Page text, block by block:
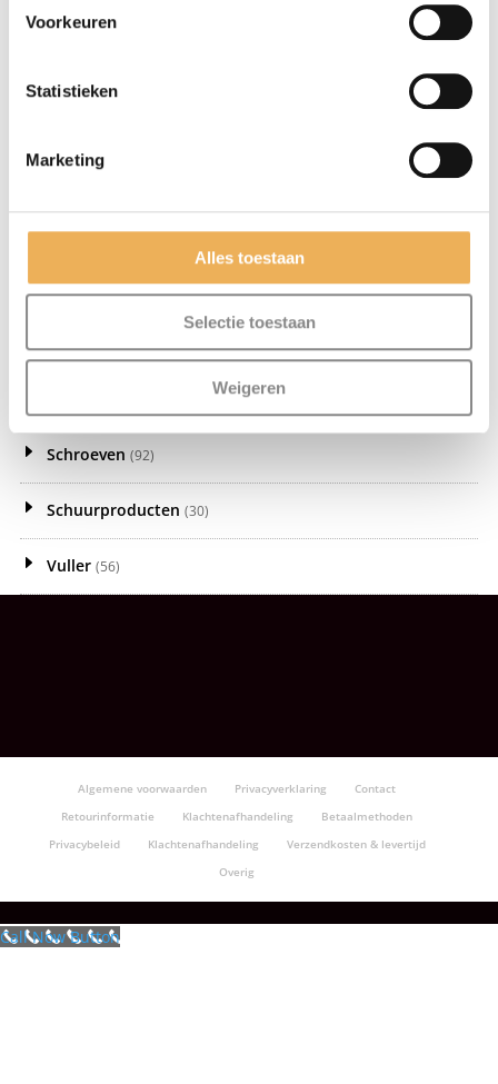
Voorkeuren
Statistieken
Marketing
Alles toestaan
Selectie toestaan
Weigeren
Meubelbeslag
Meubellijm (5)
Meubelwas (81)
(21)
Schroeven (92)
Schuurproducten (30)
Vuller (56)
Algemene voorwaarden Privacyverklaring
Contact
Retourinformatie
Klachtenafhandeling
Betaalmethoden
Privacybeleid
Klachtenafhandeling
Verzendkosten & levertijd
Overig
Call Now Button